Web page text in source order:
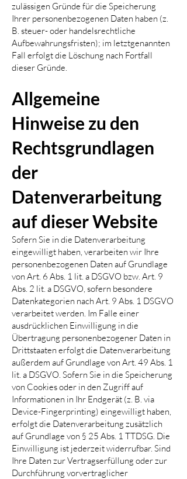
zulässigen Gründe für die Speicherung
Ihrer personenbezogenen Daten haben (z.
B. steuer- oder handelsrechtliche
Aufbewahrungsfristen); im letztgenannten
Fall erfolgt die Löschung nach Fortfall
dieser Gründe.
Allgemeine
Hinweise zu den
Rechtsgrundlagen
der
Datenverarbeitung
auf dieser Website
Sofern Sie in die Datenverarbeitung
eingewilligt haben, verarbeiten wir Ihre
personenbezogenen Daten auf Grundlage
von Art. 6 Abs. 1 lit. a DSGVO bzw. Art. 9
Abs. 2 lit. a DSGVO, sofern besondere
Datenkategorien nach Art. 9 Abs. 1 DSGVO
verarbeitet werden. Im Falle einer
ausdrücklichen Einwilligung in die
Übertragung personenbezogener Daten in
Drittstaaten erfolgt die Datenverarbeitung
außerdem auf Grundlage von Art. 49 Abs. 1
lit. a DSGVO. Sofern Sie in die Speicherung
von Cookies oder in den Zugriff auf
Informationen in Ihr Endgerät (z. B. via
Device-Fingerprinting) eingewilligt haben,
erfolgt die Datenverarbeitung zusätzlich
auf Grundlage von § 25 Abs. 1 TTDSG. Die
Einwilligung ist jederzeit widerrufbar. Sind
Ihre Daten zur Vertragserfüllung oder zur
Durchführung vorvertraglicher